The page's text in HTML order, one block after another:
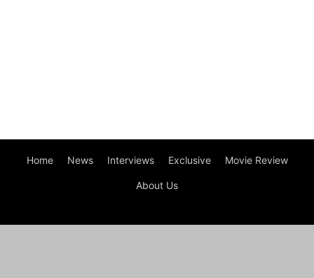
Home News Interviews Exclusive Movie Review
About Us